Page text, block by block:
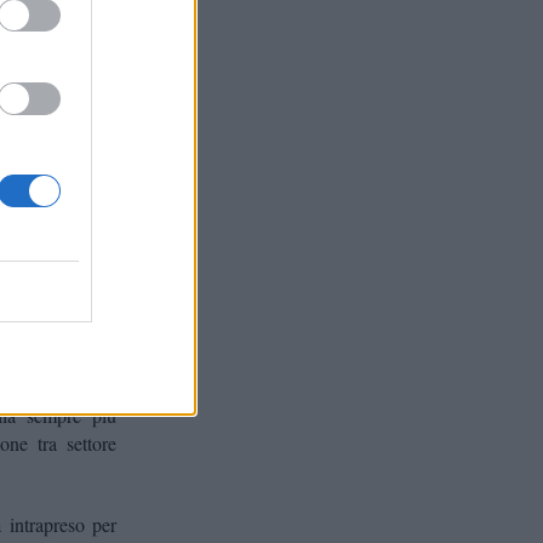
digitale che
comunità di
intendono
di un
Milano
alla
di cui è
sempre più
tra settore
per